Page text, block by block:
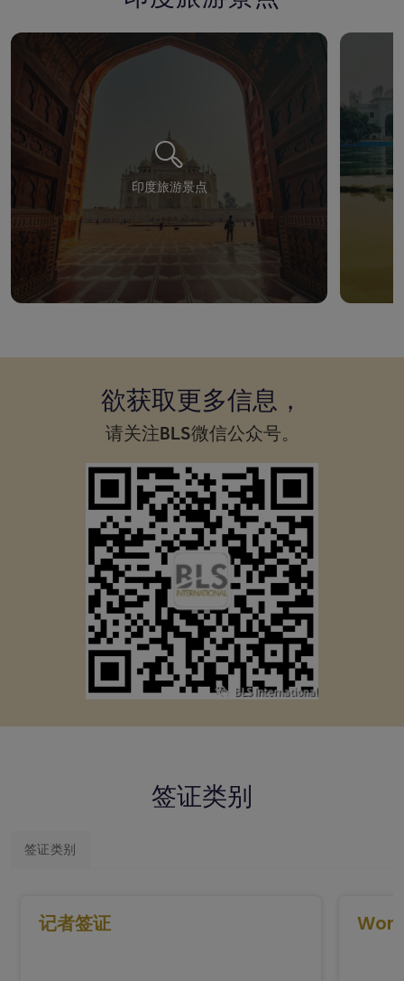
印度旅游景点
欲获取更多信息，
请关注BLS微信公众号。
签证类别
签证类别
记者签证